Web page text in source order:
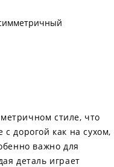
стиле, что
дорогой как на сухом,
важно для
деталь играет